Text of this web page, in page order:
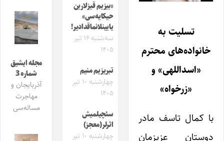
تسلیت به
خانواده‌های محترم
«اسداللهی» و
«زرخواه»
با کمال تاسف مادر
دوستان عزیزمان
«بیزیم قیزلارین
حیکایه‌سی»
یایینلانماقدادیر!
سه‌شنبه ۱۶ تیر
۱۴۰۵
تبریزیم منیم
چهارشنبه ۱۰ تیر
۱۴۰۵
سئچیلمیش
اثرلر(معجز)
چهارشنبه ۱۰ تیر
مجله ایشیق
شماره 3
آذربایجان و
مهاجرت
مساله‌سی